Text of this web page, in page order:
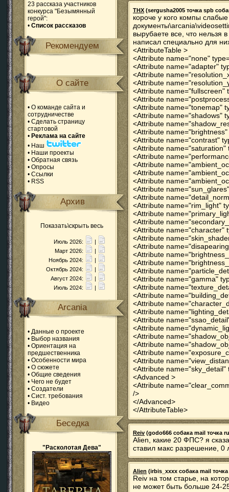
23 рассказа участников
конкурса "Безымянный
герой":
• Список рассказов
Рекомендуем
О сайте
• О команде сайта и
сотрудничестве
• Сделать страницу
стартовой
• Реклама на сайте
• Наш
• Наши проекты
• Обратная связь
• Опросы
• Ссылки
• RSS
Архив
Показать\скрыть весь
Июль 2026:
|
Март 2026:
|
Ноябрь 2024:
|
Октябрь 2024:
|
Август 2024:
|
Июль 2024:
|
Arcania
• Данные о проекте
• Выбор названия
• Ориентация на
предшественника
• Особенности мира
• О сюжете
• Общие сведения
• Чего не будет
• Создатели
• Сист. требования
• Видео
Беседка
"Расколотая Дева"
THX (sergusha2005 точка spb
короче у кого компы
вырубаете все, что нельзя
написал специально для
<AttributeTable >
<Attribute name="none"
<Attribute name="adapter"
<Attribute
<Attribute
<Attribute name="fullscreen"
<Attribute
<Attribute name="tonemap"
<Attribute name="shadows"
<Attribute
<Attribute
<Attribute name="contrast"
<Attribute
<Attribute
<Attribute
<Attribute
<Attribute
<Attribute
<Attribute
<Attribute name="rim_light"
<Attribute
<Attribute
<Attribute name="character"
<Attribute
<Attribute
<Attribute
<Attribute
<Attribute
<Attribute name="gamma"
<Attribute
<Attribute
<Attribute
<Attribute
<Attribute
<Attribute
<Attribute
<Attribute
<Attribute
<Attribute
<Attribute
<Advanced >
<Attribute
/>
</Advanced>
</AttributeTable>
Reiv (godo666 собака mail точка
Alien, какие 20 ФПС? я
ставил макс разрешение, 0
Alien (irbis_xxxx собака mail
Reiv на том старье, на
не может быть больше 24-